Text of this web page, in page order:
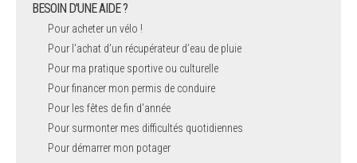
BESOIN D'UNE AIDE ?
Pour acheter un vélo !
Pour l'achat d’un récupérateur d’eau de pluie
Pour ma pratique sportive ou culturelle
Pour financer mon permis de conduire
Pour les fêtes de fin d'année
Pour surmonter mes difficultés quotidiennes
Pour démarrer mon potager